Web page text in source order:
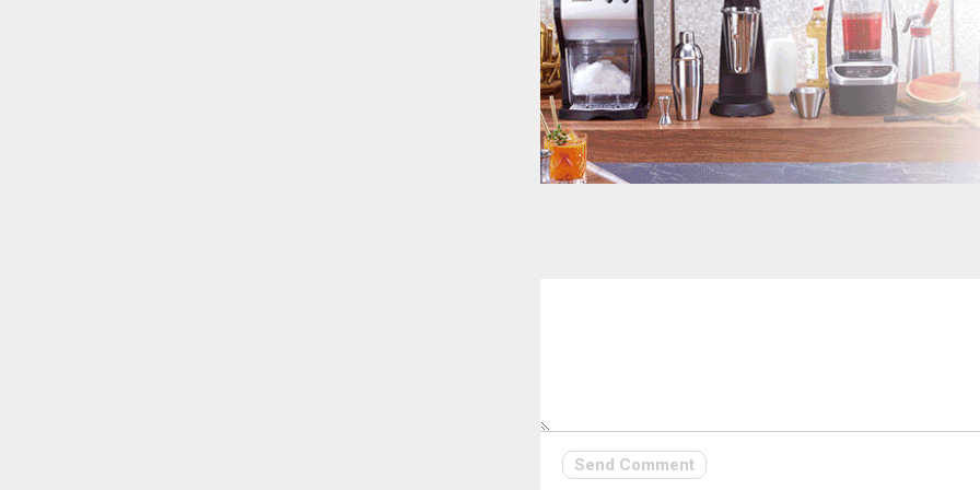
Send Comment